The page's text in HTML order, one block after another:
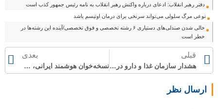
دفتر رهبر انقلاب: ادعای درباره واکنش رهبر انقلاب به نامه رئیس جمهور کذب است
نوعی مرگ سلولی می‌تواند سرنخی برای درمان اوتیسم باشد
خالی شدن صندلی‌های دستیاری ۶ رشته تخصصی و فوق تخصصی/آینده این رشته‌ها در
خطر است
قبلی
هشدار سازمان غذا و دارو درباره ” زولپیدم پارتی”
بعدی
نسخه‌خوان هوشمند ایرانی، خط بد پزشکان را هم می‌فهمد
ارسال نظر